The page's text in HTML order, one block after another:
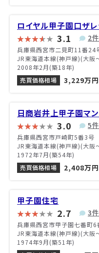
ロイヤル甲子園口ザ
3.1 2件
兵庫県西宮市二見町11番24
JR東海道本線(神戸線)(大阪
2008年2月(築18年)
売買価格相場
3,229万円
日商岩井上甲子園マ
3.0 5件
兵庫県西宮市戸崎町5番3号
JR東海道本線(神戸線)(大阪
1972年7月(築54年)
売買価格相場
2,408万円
甲子園住宅
2.7 3件
兵庫県西宮市甲子園七番町6
JR東海道本線(神戸線)(大阪
1974年9月(築51年)